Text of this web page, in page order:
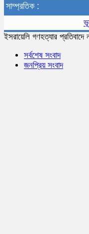
সাম্প্রতিক :
ইসরায়েলি গণহত্যার প্রতিবাদে
সর্বশেষ সংবাদ
জনপ্রিয় সংবাদ